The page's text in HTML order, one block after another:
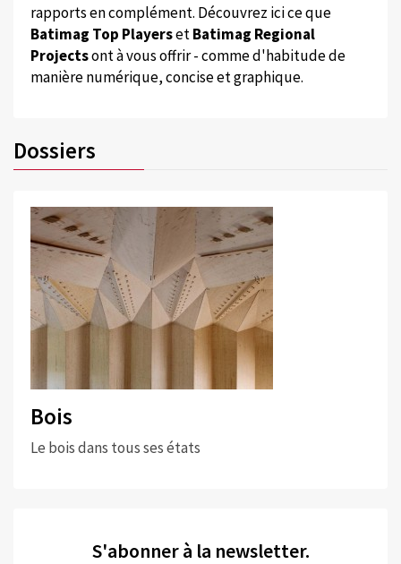
rapports en complément. Découvrez ici ce que
Batimag Top PlayersetBatimag Regional
Projectsont à vous offrir - comme d'habitude de
manière numérique, concise et graphique.
Dossiers
Bois
Le bois dans tous ses états
S'abonner à la newsletter.